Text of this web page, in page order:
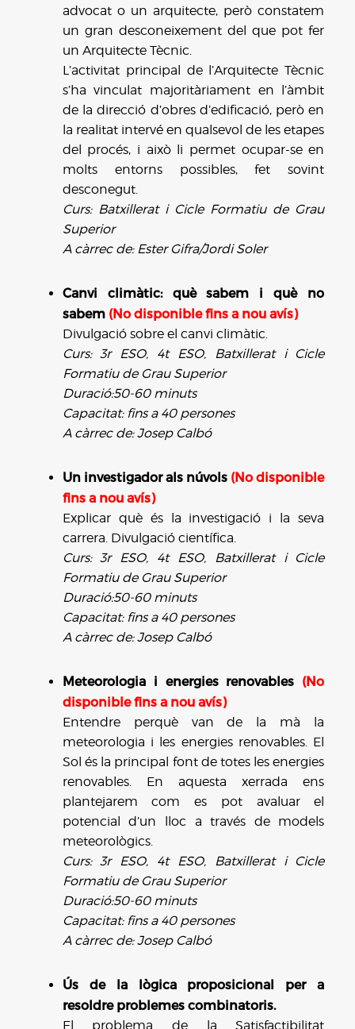
advocat o un arquitecte, però constatem
un gran desconeixement del que pot fer
un Arquitecte Tècnic.
L’activitat principal de l’Arquitecte Tècnic
s’ha vinculat majoritàriament en l’àmbit
de la direcció d’obres d’edificació, però en
la realitat intervé en qualsevol de les etapes
del procés, i això li permet ocupar-se en
molts entorns possibles, fet sovint
desconegut.
Curs: Batxillerat i Cicle Formatiu de Grau
Superior
A càrrec de: Ester Gifra/Jordi Soler
Canvi climàtic: què sabem i què no
sabem (No disponible fins a nou avís)
Divulgació sobre el canvi climàtic.
Curs: 3r ESO, 4t ESO, Batxillerat i Cicle
Formatiu de Grau Superior
Duració:50-60 minuts
Capacitat: fins a 40 persones
A càrrec de: Josep Calbó
Un investigador als núvols (No disponible
fins a nou avís)
Explicar què és la investigació i la seva
carrera. Divulgació científica.
Curs: 3r ESO, 4t ESO, Batxillerat i Cicle
Formatiu de Grau Superior
Duració:50-60 minuts
Capacitat: fins a 40 persones
A càrrec de: Josep Calbó
Meteorologia i energies renovables (No
disponible fins a nou avís)
Entendre perquè van de la mà la
meteorologia i les energies renovables. El
Sol és la principal font de totes les energies
renovables. En aquesta xerrada ens
plantejarem com es pot avaluar el
potencial d’un lloc a través de models
meteorològics.
Curs: 3r ESO, 4t ESO, Batxillerat i Cicle
Formatiu de Grau Superior
Duració:50-60 minuts
Capacitat: fins a 40 persones
A càrrec de: Josep Calbó
Ús de la lògica proposicional per a
resoldre problemes combinatoris.
El problema de la Satisfactibilitat